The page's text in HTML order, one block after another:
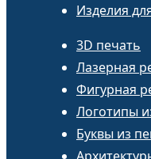
Изделия
3D печать
Лазерная
Фигурная
Логотипы
Буквы из